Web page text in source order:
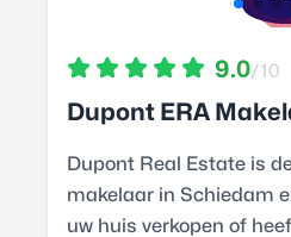
9.0/10
Dupont ERA
Dupont Real Estate is
makelaar in Schiedam
uw huis verkopen of